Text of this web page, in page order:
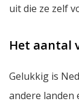
uit die ze zelf
Het aantal
Gelukkig is
andere landen